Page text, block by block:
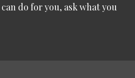
can do for you, ask what you